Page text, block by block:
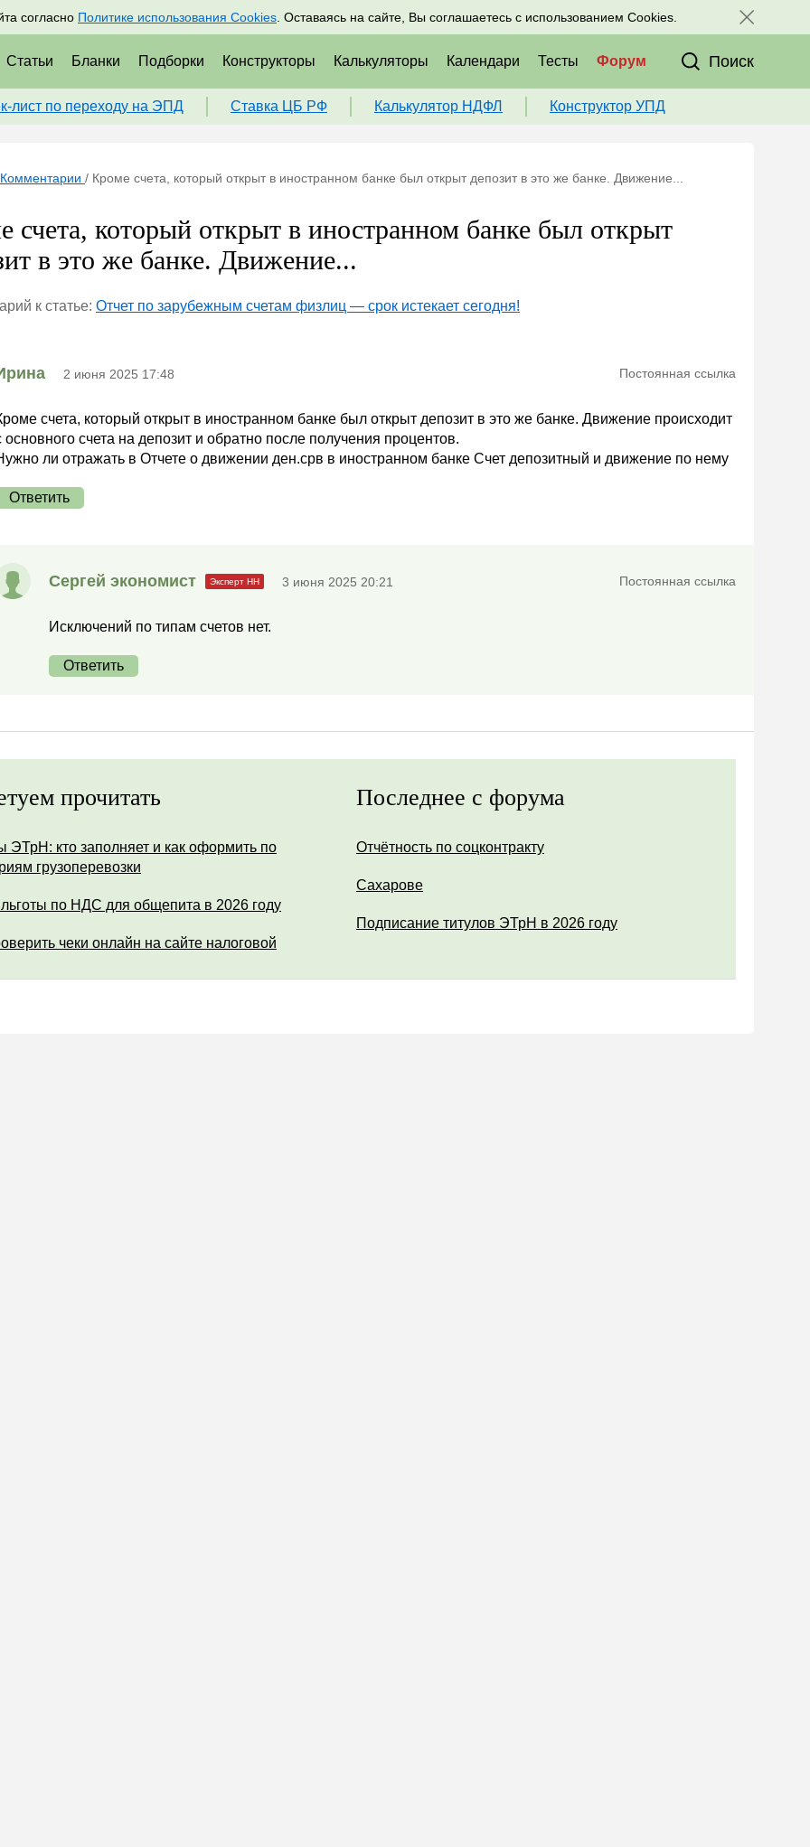
согласно Политике использования Cookies . Оставаясь на сайте, Вы соглашаетесь с использованием Cookies.
Подписаться Присоединяйтесь к нам в соц. сетях:
Статьи Бланки Подборки Конструкторы Калькуляторы Календари Тесты Форум Поиск
лист по переходу на ЭПД Ставка ЦБ РФ Калькулятор НДФЛ Конструктор УПД
Комментарии / Кроме счета, который открыт в иностранном банке был открыт депозит в это же банке. Движение...
счета, который открыт в иностранном банке был открыт
в это же банке. Движение...
к статье: Отчет по зарубежным счетам физлиц — срок истекает сегодня!
2 июня 2025 17:48 Постоянная ссылка
счета, который открыт в иностранном банке был открыт депозит в это же банке. Движение происходит
основного счета на депозит и обратно после получения процентов.
ли отражать в Отчете о движении ден.срв в иностранном банке Счет депозитный и движение по нему
Ответить
Сергей экономист 3 июня 2025 20:21 Постоянная ссылка
Исключений по типам счетов нет.
Ответить
прочитать
ЭТрН: кто заполняет и как оформить по
грузоперевозки
льготы по НДС для общепита в 2026 году
чеки онлайн на сайте налоговой
Последнее с форума
Отчётность по соцконтракту
Сахарове
Подписание титулов ЭТрН в 2026 году